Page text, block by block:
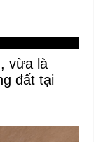
vừa là
đất tại